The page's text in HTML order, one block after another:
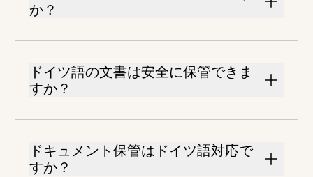
か？
ドイツ語の文書は安全に保管できま
すか？
ドキュメント保管はドイツ語対応で
すか？